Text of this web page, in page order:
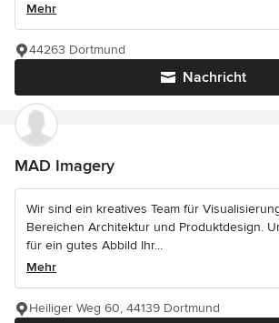
Mehr
Nachricht
44263 Dortmund
MAD Imagery
Wir sind ein kreatives Team für
Bereichen Architektur und Produktdesign.
für ein gutes Abbild Ihr...
Mehr
Heiliger Weg 60, 44139 Dortmund